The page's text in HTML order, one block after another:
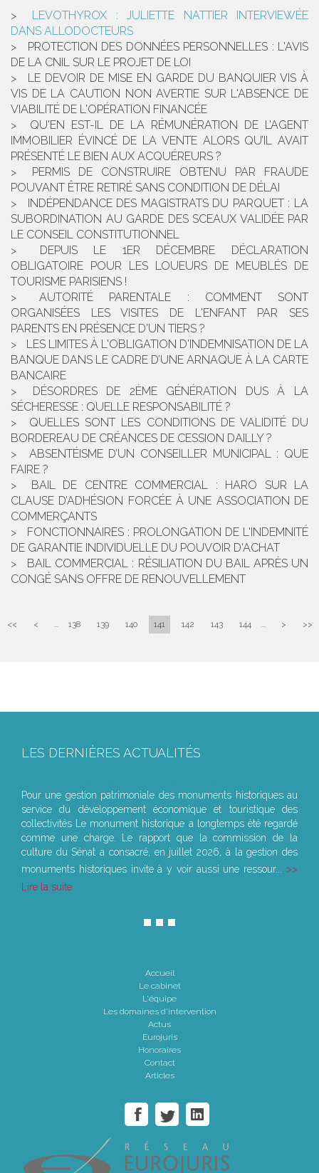
LEVOTHYROX : JULIETTE NATTIER INTERVIEWÉE
DANS ALLODOCTEURS
PROTECTION DES DONNÉES PERSONNELLES : L'AVIS
DE LA CNIL SUR LE PROJET DE LOI
LE DEVOIR DE MISE EN GARDE DU BANQUIER VIS À
VIS DE LA CAUTION NON AVERTIE SUR L'ABSENCE DE
VIABILITÉ DE L'OPÉRATION FINANCÉE
QU'EN EST-IL DE LA RÉMUNÉRATION DE L’AGENT
IMMOBILIER ÉVINCÉ DE LA VENTE ALORS QU’IL AVAIT
PRÉSENTÉ LE BIEN AUX ACQUÉREURS ?
PERMIS DE CONSTRUIRE OBTENU PAR FRAUDE
POUVANT ÊTRE RETIRÉ SANS CONDITION DE DÉLAI
INDÉPENDANCE DES MAGISTRATS DU PARQUET : LA
SUBORDINATION AU GARDE DES SCEAUX VALIDÉE PAR
LE CONSEIL CONSTITUTIONNEL
DEPUIS LE 1ER DÉCEMBRE DÉCLARATION
OBLIGATOIRE POUR LES LOUEURS DE MEUBLÉS DE
TOURISME PARISIENS !
AUTORITÉ PARENTALE : COMMENT SONT
ORGANISÉES LES VISITES DE L'ENFANT PAR SES
PARENTS EN PRÉSENCE D'UN TIERS ?
LES LIMITES À L'OBLIGATION D'INDEMNISATION DE LA
BANQUE DANS LE CADRE D’UNE ARNAQUE À LA CARTE
BANCAIRE
DÉSORDRES DE 2ÈME GÉNÉRATION DUS À LA
SÉCHERESSE : QUELLE RESPONSABILITÉ ?
QUELLES SONT LES CONDITIONS DE VALIDITÉ DU
BORDEREAU DE CRÉANCES DE CESSION DAILLY ?
ABSENTÉISME D’UN CONSEILLER MUNICIPAL : QUE
FAIRE ?
BAIL DE CENTRE COMMERCIAL : HARO SUR LA
CLAUSE D’ADHÉSION FORCÉE À UNE ASSOCIATION DE
COMMERÇANTS
FONCTIONNAIRES : PROLONGATION DE L'INDEMNITÉ
DE GARANTIE INDIVIDUELLE DU POUVOIR D'ACHAT
BAIL COMMERCIAL : RÉSILIATION DU BAIL APRÈS UN
CONGÉ SANS OFFRE DE RENOUVELLEMENT
<< < ... 138 139 140 141 142 143 144 ... > >>
LES DERNIÈRES ACTUALITÉS
Pour une gestion patrimoniale des monuments historiques au
service du développement économique et touristique des
collectivités Le monument historique a longtemps été regardé
comme une charge. Le rapport que la commission de la
culture du Sénat a consacré, en juillet 2026, à la gestion des
monuments historiques invite à y voir aussi une ressour...
Lire la suite
Accueil
Le cabinet
L'équipe
Les domaines d'intervention
Actus
Eurojuris
Honoraires
Contact
Articles